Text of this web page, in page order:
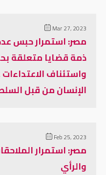
Mar 27, 2023
مصر: استمرار حبس
ذمة قضايا متعلقة
واستئناف
الإنسان من قبل
Feb 25, 2023
مصر: استمرار
والرأي